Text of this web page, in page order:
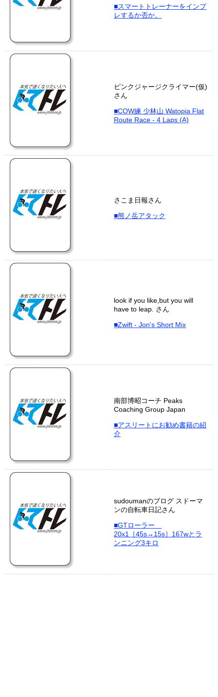
■スマートトレーナーをインプ
レするか否か。
ピンクジャージクライマー(仮)
さん
■COW練 少林山 Watopia Flat
Route Race - 4 Laps (A)
さこま日報さん
■熊ノ岳アタック
look if you like,but you will
have to leap. さん
■Zwift - Jon's Short Mix
南部博昭コーチ Peaks
Coaching Group Japan
■アスリートにお勧め書籍の紹
介
sudoumanのブログ スドーマ
ンの自転車日記さん
■GTローラー
20x1［45s→15s］167wとラ
ンニング3キロ